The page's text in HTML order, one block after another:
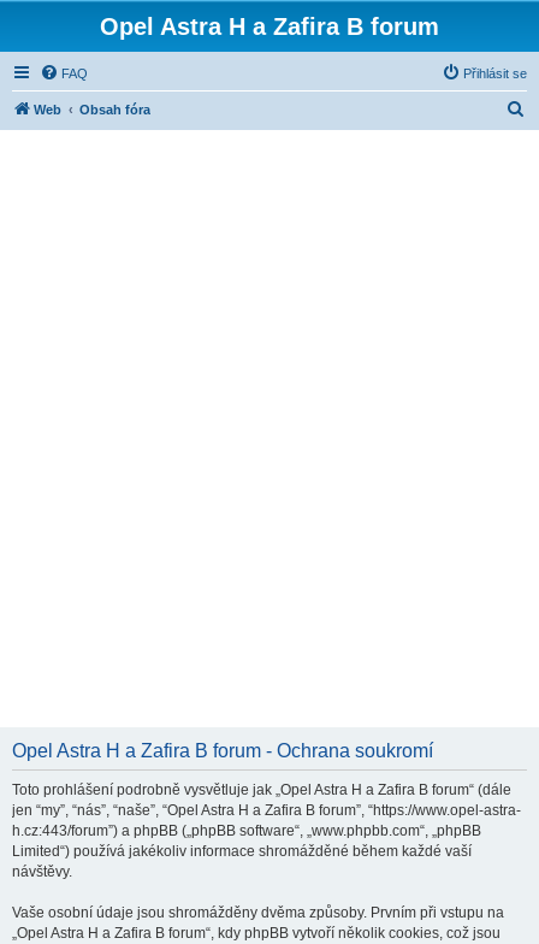
Opel Astra H a Zafira B forum
FAQ Přihlásit se
Web Obsah fóra
Opel Astra H a Zafira B forum - Ochrana soukromí
Toto prohlášení podrobně vysvětluje jak „Opel Astra H a Zafira B forum“ (dále
jen “my”, “nás”, “naše”, “Opel Astra H a Zafira B forum”, “https://www.opel-astra-
h.cz:443/forum”) a phpBB („phpBB software“, „www.phpbb.com“, „phpBB
Limited“) používá jakékoliv informace shromážděné během každé vaší
návštěvy.
Vaše osobní údaje jsou shromážděny dvěma způsoby. Prvním při vstupu na
„Opel Astra H a Zafira B forum“, kdy phpBB vytvoří několik cookies, což jsou